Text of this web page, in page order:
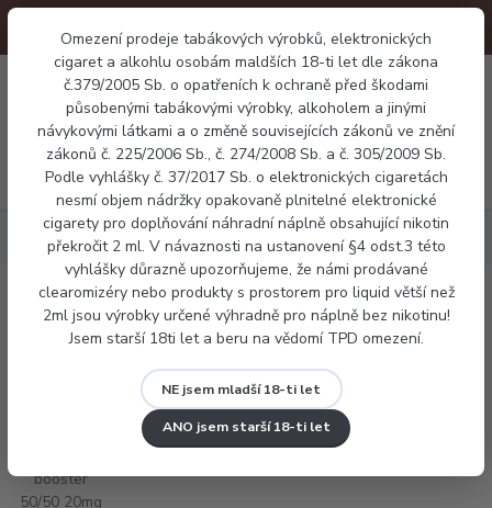
Omezení prodeje tabákových výrobků, elektronických
cigaret a alkohlu osobám maldších 18-ti let dle zákona
č.379/2005 Sb. o opatřeních k ochraně před škodami
působenými tabákovými výrobky, alkoholem a jinými
návykovými látkami a o změně souvisejících zákonů ve znění
zákonů č. 225/2006 Sb., č. 274/2008 Sb. a č. 305/2009 Sb.
Podle vyhlášky č. 37/2017 Sb. o elektronických cigaretách
nesmí objem nádržky opakovaně plnitelné elektronické
cigarety pro doplňování náhradní náplně obsahující nikotin
překročit 2 ml. V návaznosti na ustanovení §4 odst.3 této
vyhlášky důrazně upozorňujeme, že námi prodávané
clearomizéry nebo produkty s prostorem pro liquid větší než
2ml jsou výrobky určené výhradně pro náplně bez nikotinu!
Jsem starší 18ti let a beru na vědomí TPD omezení.
NE jsem mladší 18-ti let
ANO jsem starší 18-ti let
Menu
0 Kč
Báze a příchutě Flavourit booster 50/50 20mg
Flavourit booster 50/50 20mg